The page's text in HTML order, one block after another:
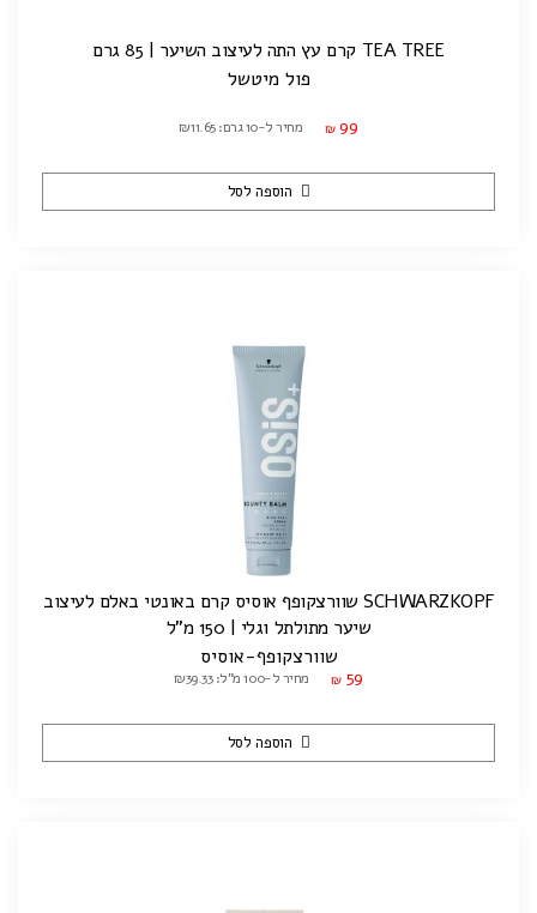
TEA TREE קרם עץ התה לעיצוב השיער | 85 גרם
פול מיטשל
₪ 99 מחיר ל-10 גרם: ₪11.65
הוספה לסל
SCHWARZKOPF שוורצקופף אוסיס קרם באונטי באלם לעיצוב
שיער מתולתל וגלי | 150 מ"ל
שוורצקופף-אוסיס
₪ 59 מחיר ל-100 מ"ל: ₪39.33
הוספה לסל